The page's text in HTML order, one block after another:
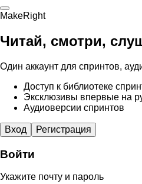
MakeRight
Читай, смотри,
Один аккаунт для спринтов,
Доступ к библиотеке
Эксклюзивы впервые на
Аудиоверсии спринтов
Вход Регистрация
Войти
Укажите почту и пароль